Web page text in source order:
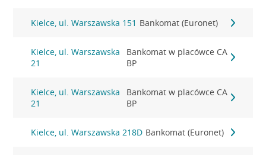
Kielce, ul. Warszawska 151 Bankomat (Euronet)
Kielce, ul. Warszawska
21
Bankomat w placówce CA
BP
Kielce, ul. Warszawska
21
Bankomat w placówce CA
BP
Kielce, ul. Warszawska 218D Bankomat (Euronet)